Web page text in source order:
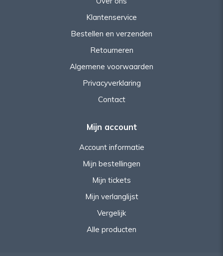
Klantenservice
Bestellen en verzenden
Retourneren
Algemene voorwaarden
Privacyverklaring
Contact
Mijn account
Account informatie
Mijn bestellingen
Mijn tickets
Mijn verlanglijst
Vergelijk
Alle producten